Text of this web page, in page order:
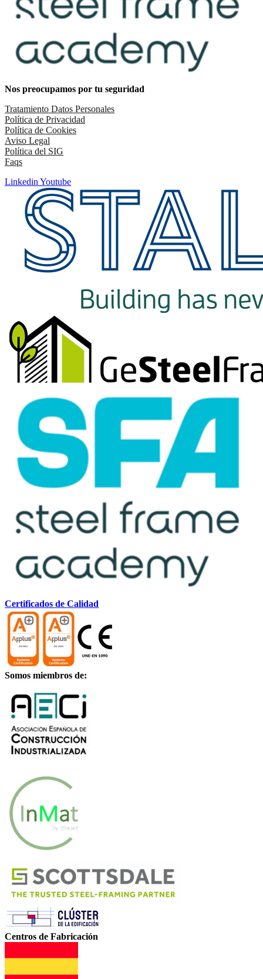
Nos preocupamos por tu seguridad
Tratamiento Datos Personales
Política de Privacidad
Política de Cookies
Aviso Legal
Política del SIG
Faqs
Linkedin Youtube
Certificados de Calidad
Somos miembros de:
Centros de Fabricación